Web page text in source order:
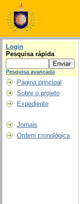
Login
Pesquisa rápida
Pesquisa avançada
Página principal
Sobre o projeto
Expediente
Jornais
Ordem cronológica